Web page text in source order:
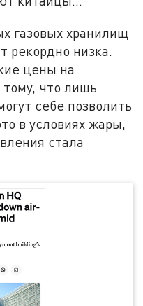
газовых хранилищ
рекордно низка.
цены на
тому, что лишь
себе позволить
в условиях жары,
стала